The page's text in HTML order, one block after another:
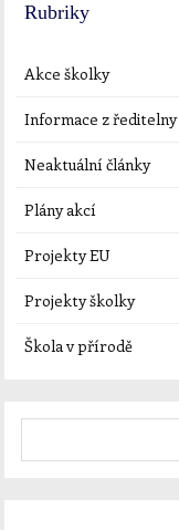
Rubriky
Akce školky
Informace z ředitelny
Neaktuální články
Plány akcí
Projekty EU
Projekty školky
Škola v přírodě